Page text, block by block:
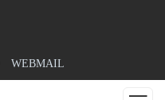
WEBMAIL